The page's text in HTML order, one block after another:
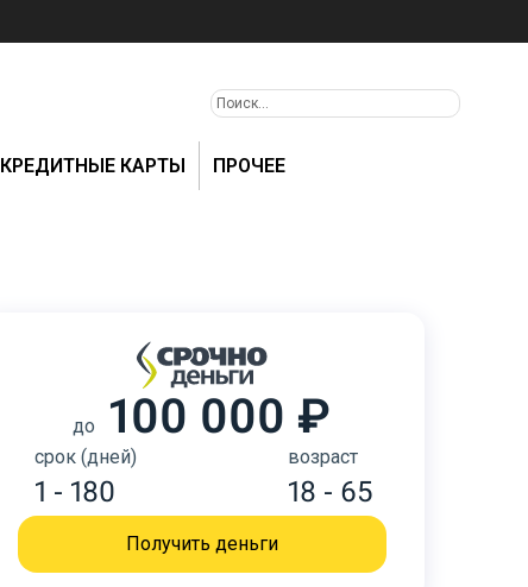
КРЕДИТНЫЕ КАРТЫ ПРОЧЕЕ
до 100 000 ₽
срок (дней)
1 - 180
возраст
18 - 65
Получить деньги